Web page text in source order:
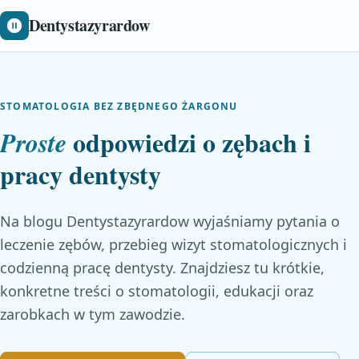
Dentystazyrardow
STOMATOLOGIA BEZ ZBĘDNEGO ŻARGONU
Proste odpowiedzi o zębach i
pracy dentysty
Na blogu Dentystazyrardow wyjaśniamy pytania o
leczenie zębów, przebieg wizyt stomatologicznych i
codzienną pracę dentysty. Znajdziesz tu krótkie,
konkretne treści o stomatologii, edukacji oraz
zarobkach w tym zawodzie.